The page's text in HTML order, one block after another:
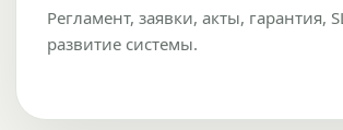
Регламент, заявки, акты, гарантия,
развитие системы.